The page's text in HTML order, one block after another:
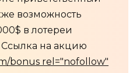
возможность
в лотереи
на акцию
bonus rel="nofollow"